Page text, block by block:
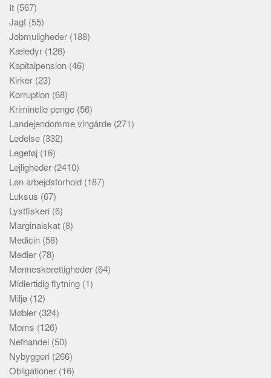
It (567)
Jagt (55)
Jobmuligheder (188)
Kæledyr (126)
Kapitalpension (46)
Kirker (23)
Korruption (68)
Kriminelle penge (56)
Landejendomme vingårde (271)
Ledelse (332)
Legetøj (16)
Lejligheder (2410)
Løn arbejdsforhold (187)
Luksus (67)
Lystfiskeri (6)
Marginalskat (8)
Medicin (58)
Medier (78)
Menneskerettigheder (64)
Midlertidig flytning (1)
Miljø (12)
Møbler (324)
Moms (126)
Nethandel (50)
Nybyggeri (266)
Obligationer (16)